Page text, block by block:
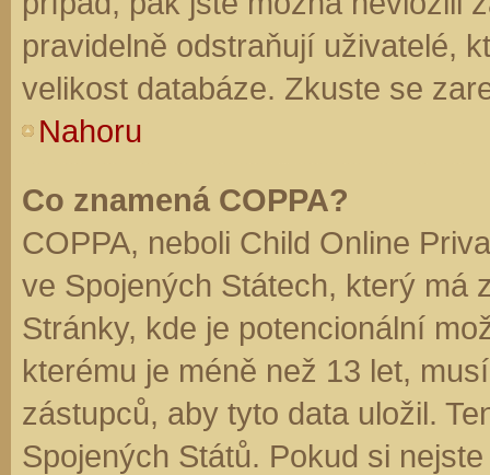
pravidelně odstraňují uživatelé,
velikost databáze. Zkuste se
Nahoru
Co znamená COPPA?
COPPA, neboli Child Online
ve Spojených Státech, který má
Stránky, kde je potencionální
kterému je méně než 13 let,
zástupců, aby tyto data uložil.
Spojených Států. Pokud si